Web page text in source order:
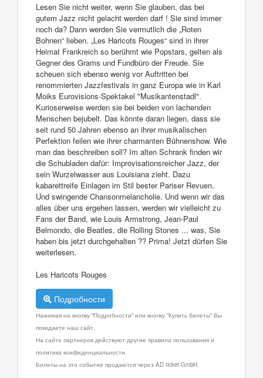
Lesen Sie nicht weiter, wenn Sie glauben, das bei
gutem Jazz nicht gelacht werden darf ! Sie sind immer
noch da? Dann werden Sie vermutlich die „Roten
Bohnen“ lieben. „Les Haricots Rouges“ sind in ihrer
Heimat Frankreich so berühmt wie Popstars, gelten als
Gegner des Grams und Fundbüro der Freude. Sie
scheuen sich ebenso wenig vor Auftritten bei
renommierten Jazzfestivals in ganz Europa wie in Karl
Moiks Eurovisions-Spektakel "Musikantenstadl".
Kurioserweise werden sie bei beiden von lachenden
Menschen bejubelt. Das könnte daran liegen, dass sie
seit rund 50 Jahren ebenso an ihrer musikalischen
Perfektion feilen wie ihrer charmanten Bühnenshow. Wie
man das beschreiben soll? Im alten Schrank finden wir
die Schubladen dafür: Improvisationsreicher Jazz, der
sein Wurzelwasser aus Louisiana zieht. Dazu
kabarettreife Einlagen im Stil bester Pariser Revuen.
Und swingende Chansonmelancholie. Und wenn wir das
alles über uns ergehen lassen, werden wir vielleicht zu
Fans der Band, wie Louis Armstrong, Jean-Paul
Belmondo, die Beatles, die Rolling Stones ... was, Sie
haben bis jetzt durchgehalten ?? Prima! Jetzt dürfen Sie
weiterlesen.
Les Haricots Rouges
Подробности
Нажимая на кнопку "Подробности" или кнопку "Купить билеты" Вы
покидаете наш сайт.
На сайте партнеров действуют другие правила пользования и
политика конфиденциальности.
Билеты на это событие продаются через AD ticket GmbH.